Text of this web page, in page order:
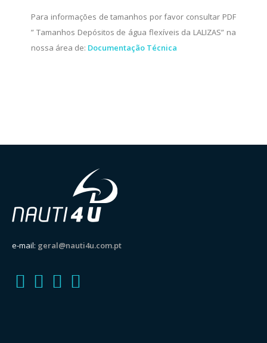
Para informações de tamanhos por favor consultar PDF
” Tamanhos Depósitos de água flexíveis da LALIZAS” na
nossa área de: Documentação Técnica
e-mail: geral@nauti4u.com.pt